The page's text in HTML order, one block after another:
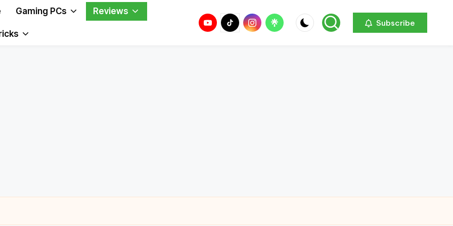
Gaming PCs Reviews
Youtube
Tik
Tok
Instagram
Linktree Subscribe